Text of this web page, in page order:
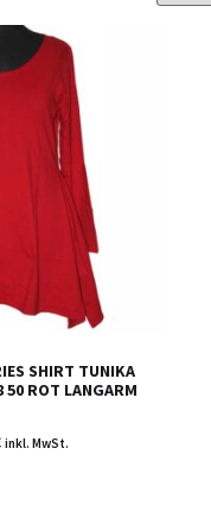
SHIRT TUNIKA
50 ROT LANGARM
inkl. MwSt.